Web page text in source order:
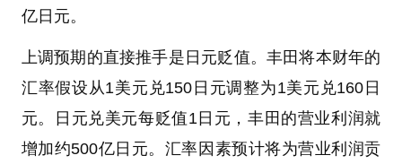
亿日元。
上调预期的直接推手是日元贬值。丰田将本财年的
汇率假设从1美元兑150日元调整为1美元兑160日
元。日元兑美元每贬值1日元，丰田的营业利润就
增加约500亿日元。汇率因素预计将为营业利润贡